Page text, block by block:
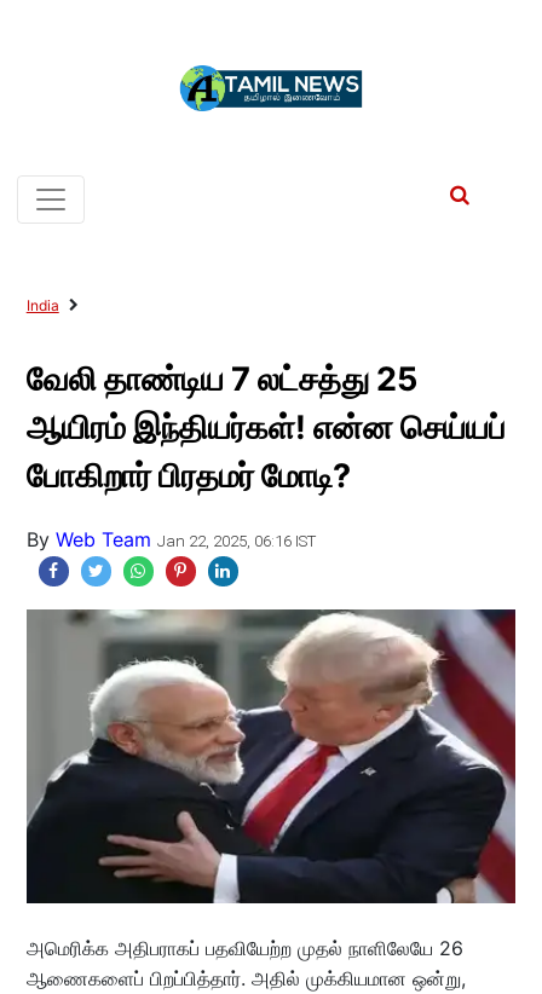
India
வேலி தாண்டிய 7 லட்சத்து 25
ஆயிரம் இந்தியர்கள்! என்ன செய்யப்
போகிறார் பிரதமர் மோடி?
By Web Team Jan 22, 2025, 06:16 IST
அமெரிக்க அதிபராகப் பதவியேற்ற முதல் நாளிலேயே 26
ஆணைகளைப் பிறப்பித்தார். அதில் முக்கியமான ஒன்று,